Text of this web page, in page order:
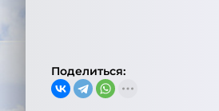
Поделиться: